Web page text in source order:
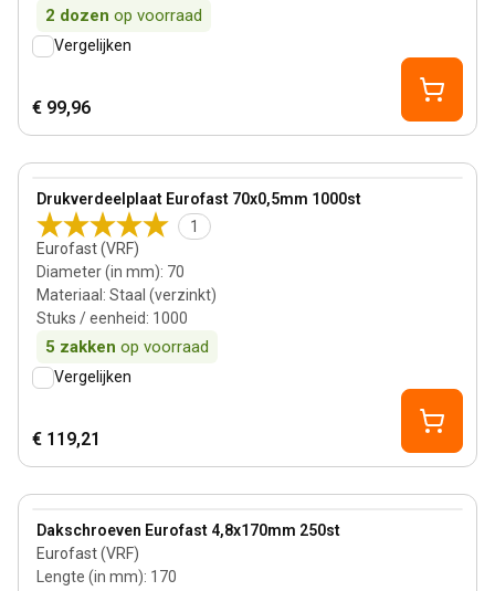
2 dozen op voorraad
Vergelijken
€ 99,96
Drukverdeelplaat Eurofast 70x0,5mm 1000st
1
Eurofast (VRF)
Diameter (in mm): 70
Materiaal : Staal (verzinkt)
Stuks / eenheid: 1000
5 zakken op voorraad
View product
Vergelijken
€ 119,21
Dakschroeven Eurofast 4,8x170mm 250st
Eurofast (VRF)
Lengte (in mm): 170
View product